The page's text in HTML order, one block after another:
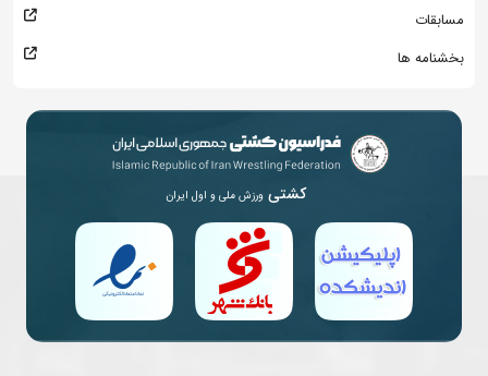
مسابقات
بخشنامه ها
کشتی ورزش ملی و اول ایران